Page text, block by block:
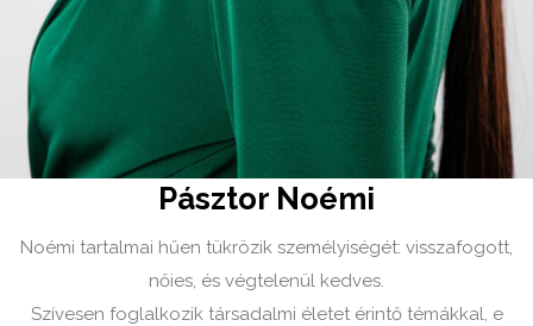
Pásztor Noémi
Noémi tartalmai hűen tükrözik személyiségét: visszafogott,
nőies, és végtelenül kedves.
Szívesen foglalkozik társadalmi életet érintő témákkal, e